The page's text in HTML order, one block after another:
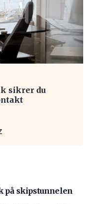
sikrer du
på skipstunnelen